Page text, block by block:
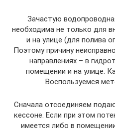
Зачастую
необходима не только для
и на улице (для полива
Поэтому причину
направлениях – в
помещении и на улице.
Воспользуемся
Сначала отсоединяем
кессоне. Если при этом
имеется либо в